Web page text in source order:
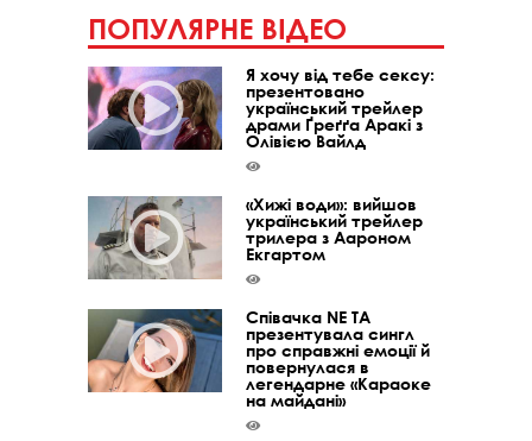
ПОПУЛЯРНЕ ВІДЕО
Я хочу від тебе сексу:
презентовано
український трейлер
драми Ґреґґа Аракі з
Олівією Вайлд
«Хижі води»: вийшов
український трейлер
трилера з Аароном
Екгартом
Співачка NE TA
презентувала сингл
про справжні емоції й
повернулася в
легендарне «Караоке
на майдані»